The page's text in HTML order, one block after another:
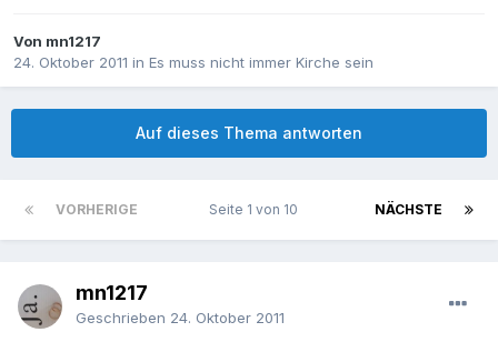
Von mn1217
24. Oktober 2011 in Es muss nicht immer Kirche sein
Auf dieses Thema antworten
VORHERIGE NÄCHSTE
Seite 1 von 10
mn1217
Geschrieben 24. Oktober 2011